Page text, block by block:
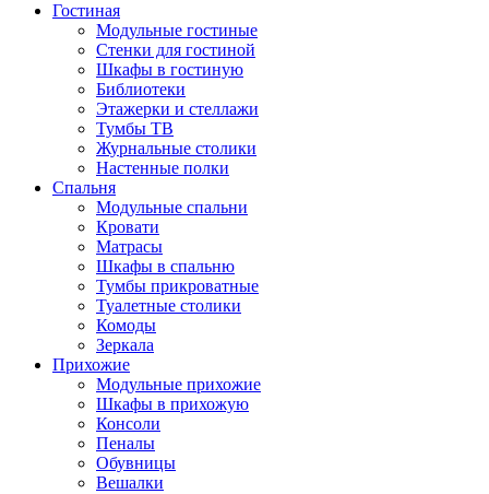
Гостиная
Модульные гостиные
Стенки для гостиной
Шкафы в гостиную
Библиотеки
Этажерки и стеллажи
Тумбы ТВ
Журнальные столики
Настенные полки
Спальня
Модульные спальни
Кровати
Матрасы
Шкафы в спальню
Тумбы прикроватные
Туалетные столики
Комоды
Зеркала
Прихожие
Модульные прихожие
Шкафы в прихожую
Консоли
Пеналы
Обувницы
Вешалки